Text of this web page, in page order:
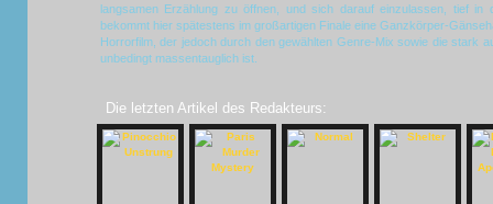
langsamen Erzählung zu öffnen, und sich darauf einzulassen, tief in
bekommt hier spätestens im großartigen Finale eine Ganzkörper-
Horrorfilm, der jedoch durch den gewählten Genre-Mix sowie die stark
unbedingt massentauglich ist.
Die letzten Artikel des Redakteurs: